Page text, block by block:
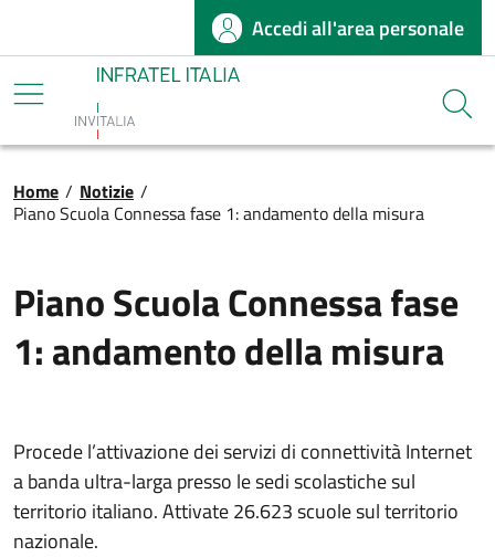
Salta al contenuto principaleAccedi all'area personale
Infratel
Briciole di pane
Home / Notizie /
Piano Scuola Connessa fase 1: andamento della misura
Piano Scuola Connessa fase
1: andamento della misura
Procede l’attivazione dei servizi di connettività Internet
a banda ultra-larga presso le sedi scolastiche sul
territorio italiano. Attivate 26.623 scuole sul territorio
nazionale.